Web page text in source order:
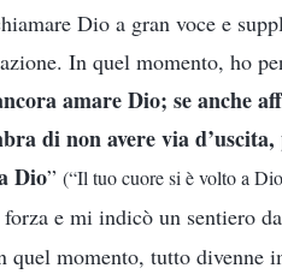
Dio a gran voce e
In quel momento, ho
amare Dio; se anche
di non avere via
Dio” (“Il tuo cuore si è volto a
e mi indicò un sentiero
momento, tutto divenne